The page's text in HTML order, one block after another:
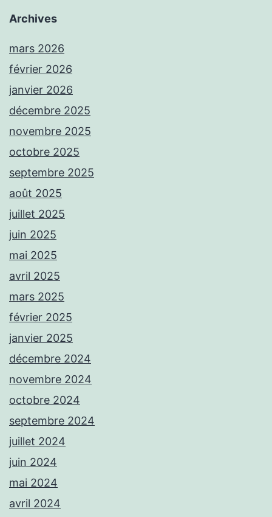
Archives
mars 2026
février 2026
janvier 2026
décembre 2025
novembre 2025
octobre 2025
septembre 2025
août 2025
juillet 2025
juin 2025
mai 2025
avril 2025
mars 2025
février 2025
janvier 2025
décembre 2024
novembre 2024
octobre 2024
septembre 2024
juillet 2024
juin 2024
mai 2024
avril 2024